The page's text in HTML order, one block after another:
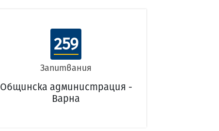
259
Запитвания
Общинска администрация -
Варна